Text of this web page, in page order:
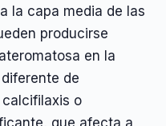
la capa media de las
producirse
en la
de
o